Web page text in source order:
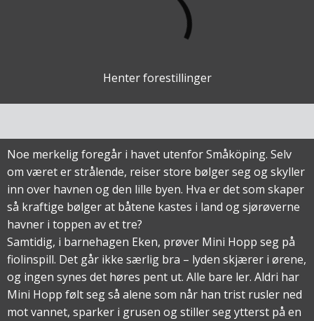
Henter forestillinger
Noe merkelig foregår i havet utenfor Småköping. Selv
om været er strålende, reiser store bølger seg og skyller
inn over havnen og den lille byen. Hva er det som skaper
så kraftige bølger at båtene kastes i land og sjørøverne
havner i toppen av et tre?
Samtidig, i barnehagen Eken, prøver Mini Hopp seg på
fiolinspill. Det går ikke særlig bra – lyden skjærer i ørene,
og ingen synes det høres pent ut. Alle bare ler. Aldri har
Mini Hopp følt seg så alene som når han trist rusler ned
mot vannet, sparker i grusen og stiller seg ytterst på en